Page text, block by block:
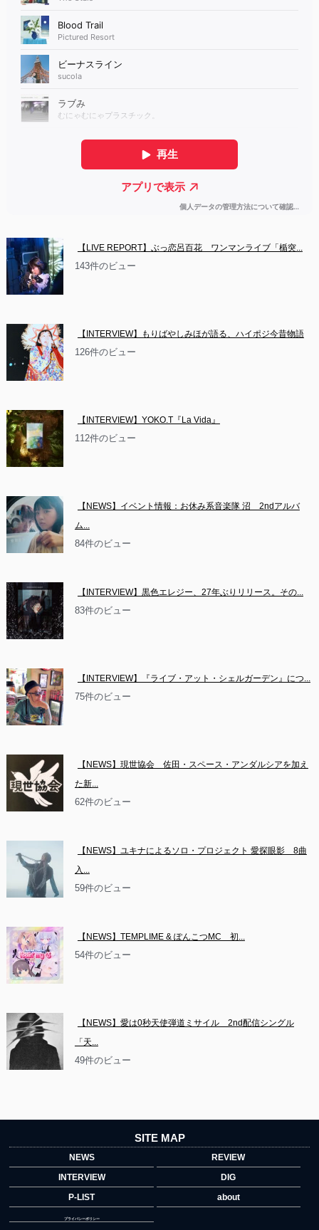
【LIVE REPORT】ぶっ恋呂百花　ワンマンライブ「楯突...
143件のビュー
【INTERVIEW】もりばやしみほが語る、ハイポジ今昔物語
126件のビュー
【INTERVIEW】YOKO.T『La Vida』
112件のビュー
【NEWS】イベント情報：お休み系音楽隊 沼　2ndアルバ
ム...
84件のビュー
【INTERVIEW】黒色エレジー、27年ぶりリリース。その...
83件のビュー
【INTERVIEW】『ライブ・アット・シェルガーデン』につ...
75件のビュー
【NEWS】現世協会　佐田・スペース・アンダルシアを加え
た新...
62件のビュー
【NEWS】ユキナによるソロ・プロジェクト 愛探眼影　8曲
入...
59件のビュー
【NEWS】TEMPLIME & ぽんこつMC　初...
54件のビュー
【NEWS】愛は0秒天使弾道ミサイル　2nd配信シングル
「天...
49件のビュー
SITE MAP
NEWS
REVIEW
INTERVIEW
DIG
P-LIST
about
プライバシーポリシー